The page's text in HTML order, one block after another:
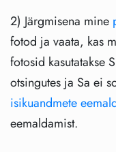
2) Järgmisena mine
fotod ja vaata, kas
fotosid kasutatakse
otsingutes ja Sa ei
isikuandmete
eemaldamist.